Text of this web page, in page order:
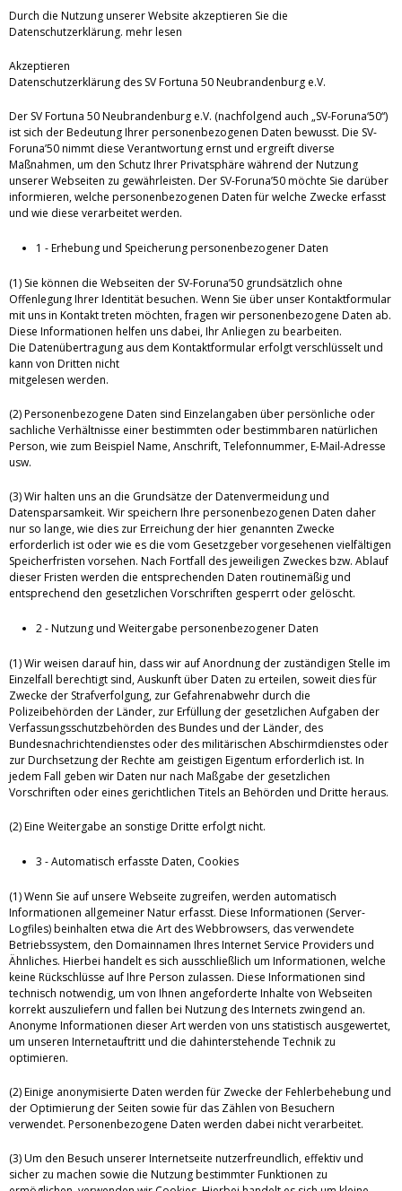
Durch die Nutzung unserer Website akzeptieren Sie die
Datenschutzerklärung. mehr lesen
Akzeptieren
Datenschutzerklärung des SV Fortuna 50 Neubrandenburg e.V.
Der SV Fortuna 50 Neubrandenburg e.V. (nachfolgend auch „SV-Foruna‘50“)
ist sich der Bedeutung Ihrer personenbezogenen Daten bewusst. Die SV-
Foruna’50 nimmt diese Verantwortung ernst und ergreift diverse
Maßnahmen, um den Schutz Ihrer Privatsphäre während der Nutzung
unserer Webseiten zu gewährleisten. Der SV-Foruna’50 möchte Sie darüber
informieren, welche personenbezogenen Daten für welche Zwecke erfasst
und wie diese verarbeitet werden.
1 - Erhebung und Speicherung personenbezogener Daten
(1) Sie können die Webseiten der SV-Foruna’50 grundsätzlich ohne
Offenlegung Ihrer Identität besuchen. Wenn Sie über unser Kontaktformular
mit uns in Kontakt treten möchten, fragen wir personenbezogene Daten ab.
Diese Informationen helfen uns dabei, Ihr Anliegen zu bearbeiten.
Die Datenübertragung aus dem Kontaktformular erfolgt verschlüsselt und
kann von Dritten nicht
mitgelesen werden.
(2) Personenbezogene Daten sind Einzelangaben über persönliche oder
sachliche Verhältnisse einer bestimmten oder bestimmbaren natürlichen
Person, wie zum Beispiel Name, Anschrift, Telefonnummer, E-Mail-Adresse
usw.
(3) Wir halten uns an die Grundsätze der Datenvermeidung und
Datensparsamkeit. Wir speichern Ihre personenbezogenen Daten daher
nur so lange, wie dies zur Erreichung der hier genannten Zwecke
erforderlich ist oder wie es die vom Gesetzgeber vorgesehenen vielfältigen
Speicherfristen vorsehen. Nach Fortfall des jeweiligen Zweckes bzw. Ablauf
dieser Fristen werden die entsprechenden Daten routinemäßig und
entsprechend den gesetzlichen Vorschriften gesperrt oder gelöscht.
2 - Nutzung und Weitergabe personenbezogener Daten
(1) Wir weisen darauf hin, dass wir auf Anordnung der zuständigen Stelle im
Einzelfall berechtigt sind, Auskunft über Daten zu erteilen, soweit dies für
Zwecke der Strafverfolgung, zur Gefahrenabwehr durch die
Polizeibehörden der Länder, zur Erfüllung der gesetzlichen Aufgaben der
Verfassungsschutzbehörden des Bundes und der Länder, des
Bundesnachrichtendienstes oder des militärischen Abschirmdienstes oder
zur Durchsetzung der Rechte am geistigen Eigentum erforderlich ist. In
jedem Fall geben wir Daten nur nach Maßgabe der gesetzlichen
Vorschriften oder eines gerichtlichen Titels an Behörden und Dritte heraus.
(2) Eine Weitergabe an sonstige Dritte erfolgt nicht.
3 - Automatisch erfasste Daten, Cookies
(1) Wenn Sie auf unsere Webseite zugreifen, werden automatisch
Informationen allgemeiner Natur erfasst. Diese Informationen (Server-
Logfiles) beinhalten etwa die Art des Webbrowsers, das verwendete
Betriebssystem, den Domainnamen Ihres Internet Service Providers und
Ähnliches. Hierbei handelt es sich ausschließlich um Informationen, welche
keine Rückschlüsse auf Ihre Person zulassen. Diese Informationen sind
technisch notwendig, um von Ihnen angeforderte Inhalte von Webseiten
korrekt auszuliefern und fallen bei Nutzung des Internets zwingend an.
Anonyme Informationen dieser Art werden von uns statistisch ausgewertet,
um unseren Internetauftritt und die dahinterstehende Technik zu
optimieren.
(2) Einige anonymisierte Daten werden für Zwecke der Fehlerbehebung und
der Optimierung der Seiten sowie für das Zählen von Besuchern
verwendet. Personenbezogene Daten werden dabei nicht verarbeitet.
(3) Um den Besuch unserer Internetseite nutzerfreundlich, effektiv und
sicher zu machen sowie die Nutzung bestimmter Funktionen zu